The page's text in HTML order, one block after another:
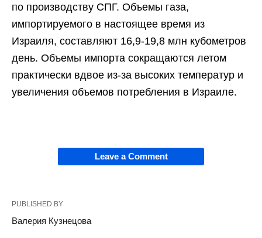
по производству СПГ. Объемы газа,
импортируемого в настоящее время из
Израиля, составляют 16,9-19,8 млн кубометров
день. Объемы импорта сокращаются летом
практически вдвое из-за высоких температур и
увеличения объемов потребления в Израиле.
Leave a Comment
PUBLISHED BY
Валерия Кузнецова